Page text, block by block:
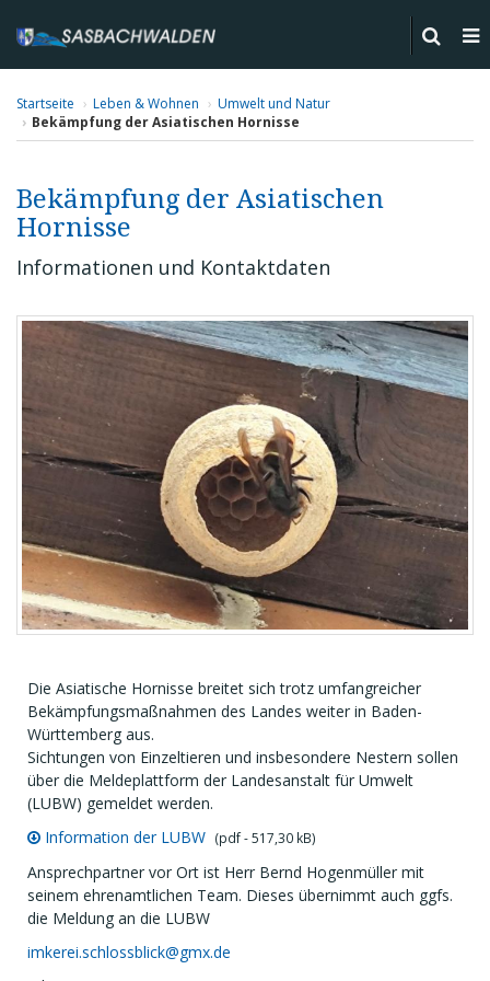
Startseite Leben & Wohnen
Umwelt und Natur
Bekämpfung der Asiatischen Hornisse
Bekämpfung der Asiatischen
Hornisse
Informationen und Kontaktdaten
Die Asiatische Hornisse breitet sich trotz umfangreicher
Bekämpfungsmaßnahmen des Landes weiter in Baden-
Württemberg aus.
Sichtungen von Einzeltieren und insbesondere Nestern sollen
über die Meldeplattform der Landesanstalt für Umwelt
(LUBW) gemeldet werden.
Information der LUBW (pdf - 517,30 kB)
Ansprechpartner vor Ort ist Herr Bernd Hogenmüller mit
seinem ehrenamtlichen Team. Dieses übernimmt auch ggfs.
die Meldung an die LUBW
imkerei.schlossblick@gmx.de